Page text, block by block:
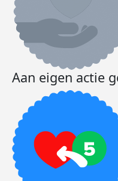
Aan eigen actie